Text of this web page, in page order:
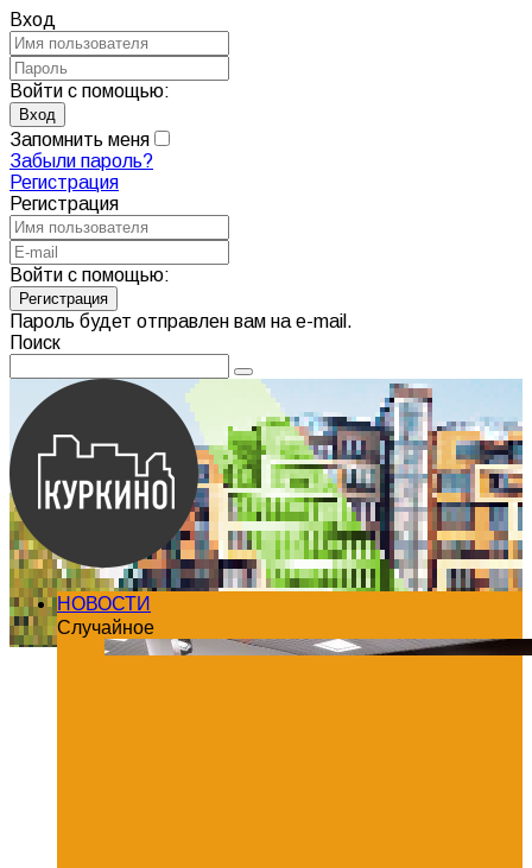
Вход
Войти с помощью:
Запомнить меня
Забыли пароль?
Регистрация
Регистрация
Войти с помощью:
Пароль будет отправлен вам на e-mail.
Поиск
НОВОСТИ
Случайное